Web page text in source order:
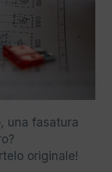
una fasatura
originale!